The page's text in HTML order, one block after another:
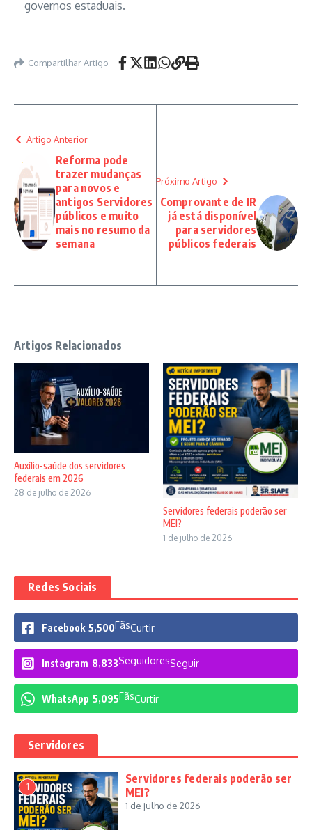
governos estaduais.
Compartilhar Artigo
Artigo Anterior
Reforma pode
trazer mudanças
para novos e
antigos Servidores
públicos e muito
mais no resumo da
semana
Próximo Artigo
Comprovante de IR
já está disponível
para servidores
públicos federais
Artigos Relacionados
Auxílio-saúde dos servidores
federais em 2026
28 de julho de 2026
Servidores federais poderão ser
MEI?
1 de julho de 2026
Redes Sociais
Facebook 5,500FãsCurtir
Instagram 8,833SeguidoresSeguir
WhatsApp 5,095FãsCurtir
Servidores
1
Servidores federais poderão ser
MEI?
1 de julho de 2026